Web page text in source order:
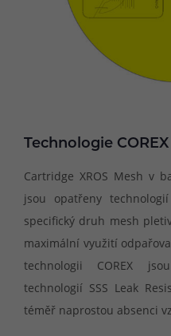
Technologie COREX
Cartridge XROS Mesh v
jsou opatřeny
specifický druh mesh
maximální využití
technologii COREX
technologií SSS Leak
téměř naprostou absenci